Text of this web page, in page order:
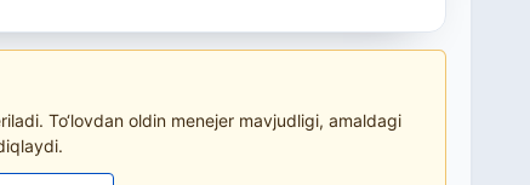
To‘lovdan oldin menejer mavjudligi, amaldagi